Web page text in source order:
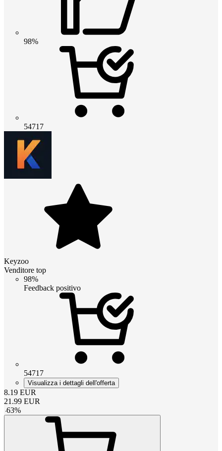
98%
54717
Keyzoo
Venditore top
98%
Feedback positivo
54717
Visualizza i dettagli dell'offerta
8.19 EUR
21.99 EUR
-63%